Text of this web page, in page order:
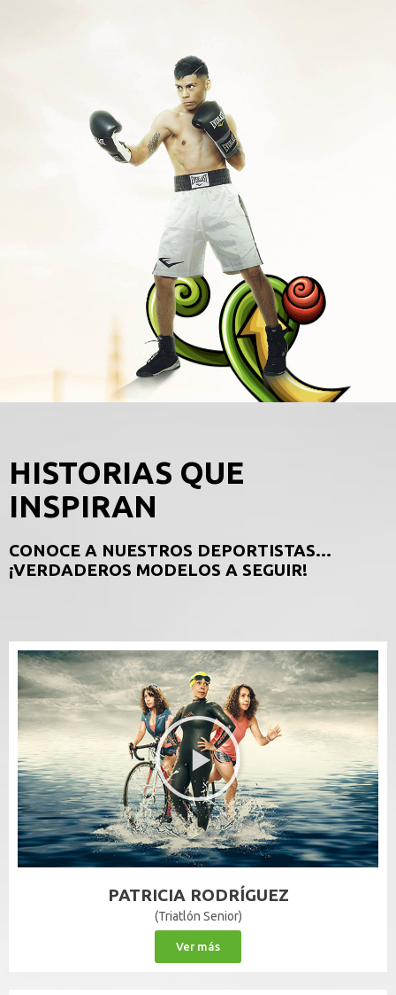
HISTORIAS QUE
INSPIRAN
CONOCE A NUESTROS DEPORTISTAS…
¡VERDADEROS MODELOS A SEGUIR!
PATRICIA RODRÍGUEZ
(Triatlón Senior)
Ver más